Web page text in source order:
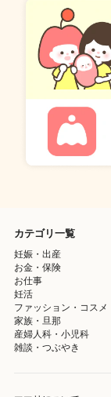
カテゴリ一覧
妊娠・出産
お金・保険
お仕事
妊活
ファッション・コスメ
家族・旦那
産婦人科・小児科
雑談・つぶやき